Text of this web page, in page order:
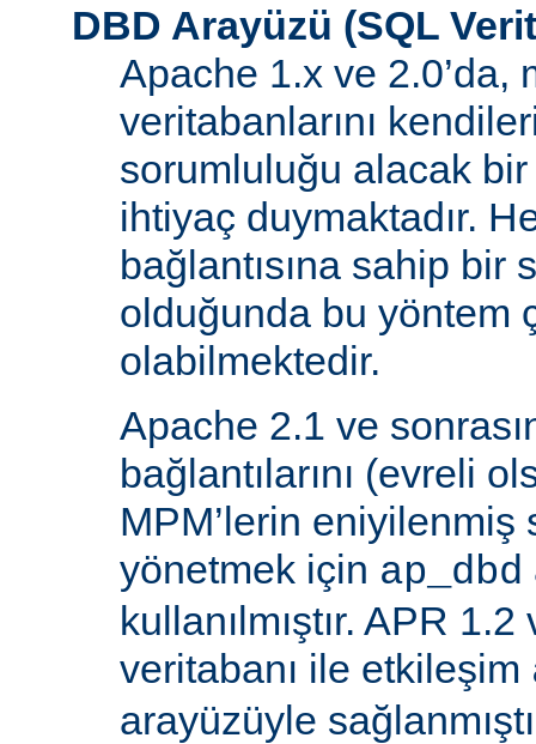
DBD Arayüzü (SQL
Apache 1.x ve 2.0’da,
veritabanlarını
sorumluluğu alacak bir
ihtiyaç duymaktadır.
bağlantısına sahip bir
olduğunda bu yöntem
olabilmektedir.
Apache 2.1 ve
bağlantılarını (evreli
MPM’lerin
yönetmek için ap_dbd
kullanılmıştır. APR
veritabanı ile etkileşim
arayüzüyle